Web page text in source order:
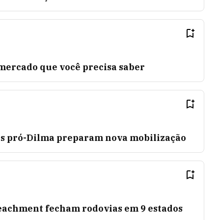
que você precisa saber
pró-Dilma preparam nova mobilização
fecham rodovias em 9 estados